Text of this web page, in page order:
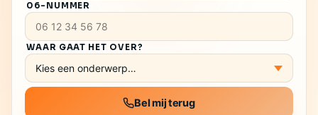
06-NUMMER
WAAR GAAT HET OVER?
Bel mij terug